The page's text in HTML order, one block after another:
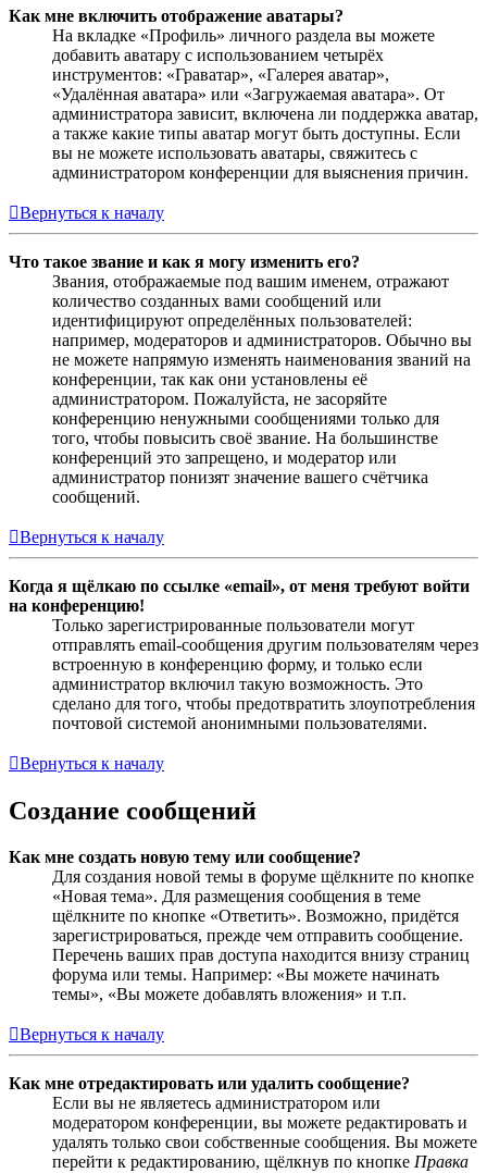
Как мне включить отображение аватары?
На вкладке «Профиль» личного раздела вы можете
добавить аватару с использованием четырёх
инструментов: «Граватар», «Галерея аватар»,
«Удалённая аватара» или «Загружаемая аватара». От
администратора зависит, включена ли поддержка аватар,
а также какие типы аватар могут быть доступны. Если
вы не можете использовать аватары, свяжитесь с
администратором конференции для выяснения причин.
Вернуться к началу
Что такое звание и как я могу изменить его?
Звания, отображаемые под вашим именем, отражают
количество созданных вами сообщений или
идентифицируют определённых пользователей:
например, модераторов и администраторов. Обычно вы
не можете напрямую изменять наименования званий на
конференции, так как они установлены её
администратором. Пожалуйста, не засоряйте
конференцию ненужными сообщениями только для
того, чтобы повысить своё звание. На большинстве
конференций это запрещено, и модератор или
администратор понизят значение вашего счётчика
сообщений.
Вернуться к началу
Когда я щёлкаю по ссылке «email», от меня требуют войти
на конференцию!
Только зарегистрированные пользователи могут
отправлять email-сообщения другим пользователям через
встроенную в конференцию форму, и только если
администратор включил такую возможность. Это
сделано для того, чтобы предотвратить злоупотребления
почтовой системой анонимными пользователями.
Вернуться к началу
Создание сообщений
Как мне создать новую тему или сообщение?
Для создания новой темы в форуме щёлкните по кнопке
«Новая тема». Для размещения сообщения в теме
щёлкните по кнопке «Ответить». Возможно, придётся
зарегистрироваться, прежде чем отправить сообщение.
Перечень ваших прав доступа находится внизу страниц
форума или темы. Например: «Вы можете начинать
темы», «Вы можете добавлять вложения» и т.п.
Вернуться к началу
Как мне отредактировать или удалить сообщение?
Если вы не являетесь администратором или
модератором конференции, вы можете редактировать и
удалять только свои собственные сообщения. Вы можете
перейти к редактированию, щёлкнув по кнопке Правка